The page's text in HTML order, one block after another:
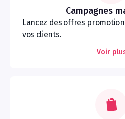
Campagnes
Lancez des offres
vos clients.
Voir